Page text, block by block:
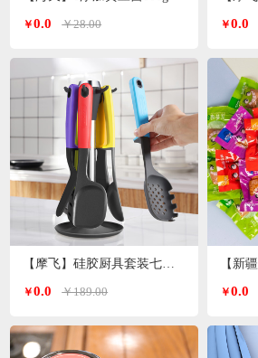
￥0.0 ￥28.00
￥0.0 ￥189.00
￥0.0
￥0.0